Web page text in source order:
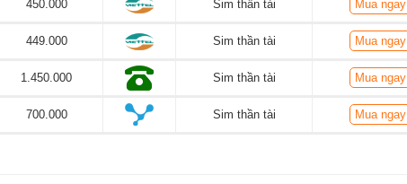
450.000 Sim thần tài Mua ngay
449.000 Sim thần tài Mua ngay
1.450.000 Sim thần tài Mua ngay
700.000 Sim thần tài Mua ngay